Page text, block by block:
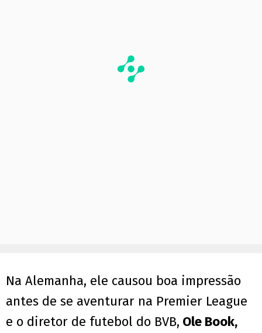
Na Alemanha, ele causou boa impressão
antes de se aventurar na Premier League
e o diretor de futebol do BVB, Ole Book,